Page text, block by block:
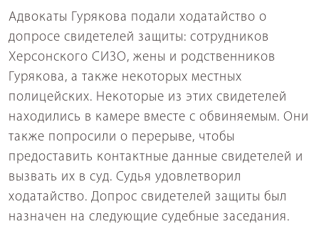
Адвокаты Гурякова подали ходатайство о
допросе свидетелей защиты: сотрудников
Херсонского СИЗО, жены и родственников
Гурякова, а также некоторых местных
полицейских. Некоторые из этих свидетелей
находились в камере вместе с обвиняемым. Они
также попросили о перерыве, чтобы
предоставить контактные данные свидетелей и
вызвать их в суд. Судья удовлетворил
ходатайство. Допрос свидетелей защиты был
назначен на следующие судебные заседания.